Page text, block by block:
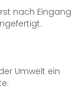
nach Eingang
Umwelt ein